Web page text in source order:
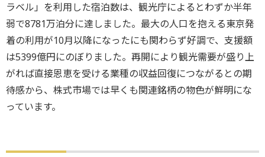
ラベル」を利用した宿泊数は、観光庁によるとわずか半年
弱で8781万泊分に達しました。最大の人口を抱える東京発
着の利用が10月以降になったにも関わらず好調で、支援額
は5399億円にのぼりました。再開により観光需要が盛り上
がれば直接恩恵を受ける業種の収益回復につながるとの期
待感から、株式市場では早くも関連銘柄の物色が鮮明にな
っています。